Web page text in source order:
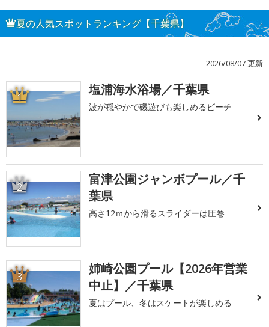
夏の人気スポットランキング【千葉県】
2026/08/07 更新
1 塩浦海水浴場／千葉県
波が穏やかで磯遊びも楽しめるビーチ
2
富津公園ジャンボプール／千
葉県
高さ12ｍから滑るスライダーは圧巻
3
姉崎公園プール【2026年営業
中止】／千葉県
夏はプール、冬はスケートが楽しめる